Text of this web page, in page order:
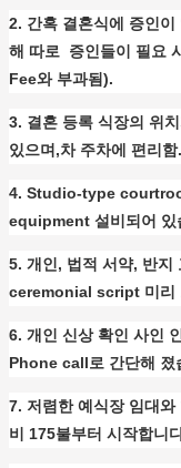
2. 간혹 결혼식에 증인이
해 따로 증인들이 필요
Fee와 부과됨).
3. 결혼 등록 식장의 위
있으며,차 주차에 편리함.
4. Studio-type
equipment 설비되어 있
5. 개인, 법적 서약, 반지
ceremonial script 미리
6. 개인 신상 확인 사인
Phone call로 간단해 졌
7. 저렴한 예식장 임대
비 175불부터 시작합니